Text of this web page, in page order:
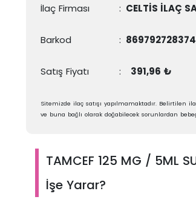
İlaç Firması : CELTİS İLAÇ
Barkod :
Satış Fiyatı : 391,96 ₺
Sitemizde ilaç satışı yapılmamaktadır. Belirtilen
ve buna bağlı olarak doğabilecek sorunlardan
TAMCEF 125 MG / 5ML
İşe Yarar?